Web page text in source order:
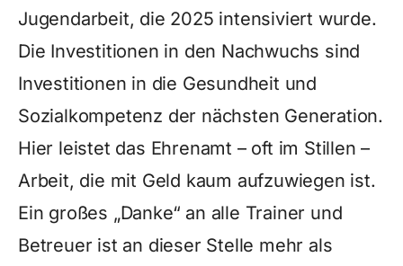
Jugendarbeit, die 2025 intensiviert wurde.
Die Investitionen in den Nachwuchs sind
Investitionen in die Gesundheit und
Sozialkompetenz der nächsten Generation.
Hier leistet das Ehrenamt – oft im Stillen –
Arbeit, die mit Geld kaum aufzuwiegen ist.
Ein großes „Danke“ an alle Trainer und
Betreuer ist an dieser Stelle mehr als